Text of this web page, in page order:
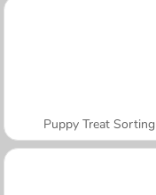
Puppy Treat Sorting